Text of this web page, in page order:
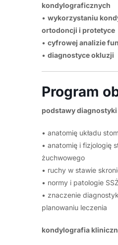
kondylograficznych
• wykorzystaniu
ortodoncji i protetyce
• cyfrowej analizie
• diagnostyce okluzji
Program
podstawy
• anatomię układu
• anatomię i fizjologię
żuchwowego
• ruchy w stawie
• normy i patologie SSŻ
• znaczenie
planowaniu leczenia
kondylografia